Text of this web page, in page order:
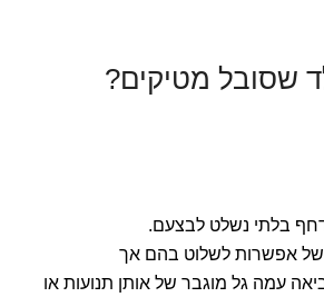
שסובל מטיקים?
בלתי נשלט לבצעם.
של אפשרות לשלוט בהם אך
עמה גל מוגבר של אותן תנועות או